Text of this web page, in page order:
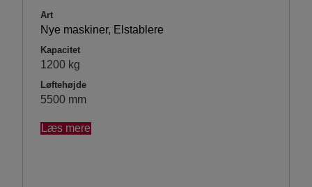
Art
Nye maskiner, Elstablere
Kapacitet
1200 kg
Løftehøjde
5500 mm
Læs mere